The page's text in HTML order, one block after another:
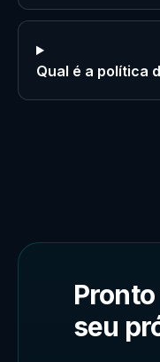
Qual é a política
seu